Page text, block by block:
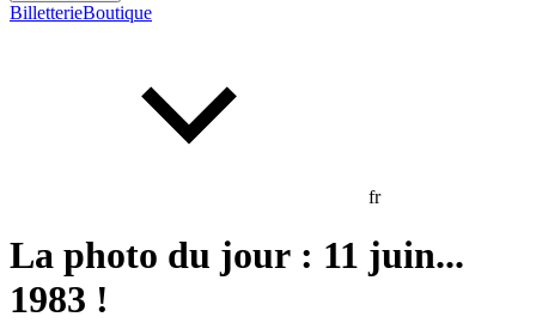
BilletterieBoutique
fr
La photo du jour : 11 juin...
1983 !